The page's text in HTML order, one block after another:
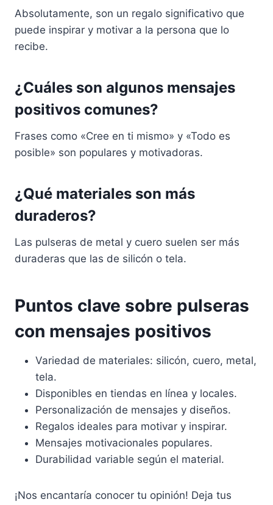
Absolutamente, son un regalo significativo que
puede inspirar y motivar a la persona que lo
recibe.
¿Cuáles son algunos mensajes
positivos comunes?
Frases como «Cree en ti mismo» y «Todo es
posible» son populares y motivadoras.
¿Qué materiales son más
duraderos?
Las pulseras de metal y cuero suelen ser más
duraderas que las de silicón o tela.
Puntos clave sobre pulseras
con mensajes positivos
Variedad de materiales: silicón, cuero, metal,
tela.
Disponibles en tiendas en línea y locales.
Personalización de mensajes y diseños.
Regalos ideales para motivar y inspirar.
Mensajes motivacionales populares.
Durabilidad variable según el material.
¡Nos encantaría conocer tu opinión! Deja tus